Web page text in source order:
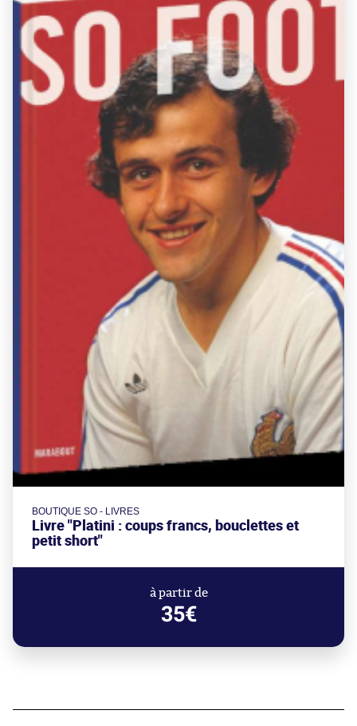
BOUTIQUE SO - LIVRES
Livre "Platini : coups francs, bouclettes et
petit short"
à partir de
35€